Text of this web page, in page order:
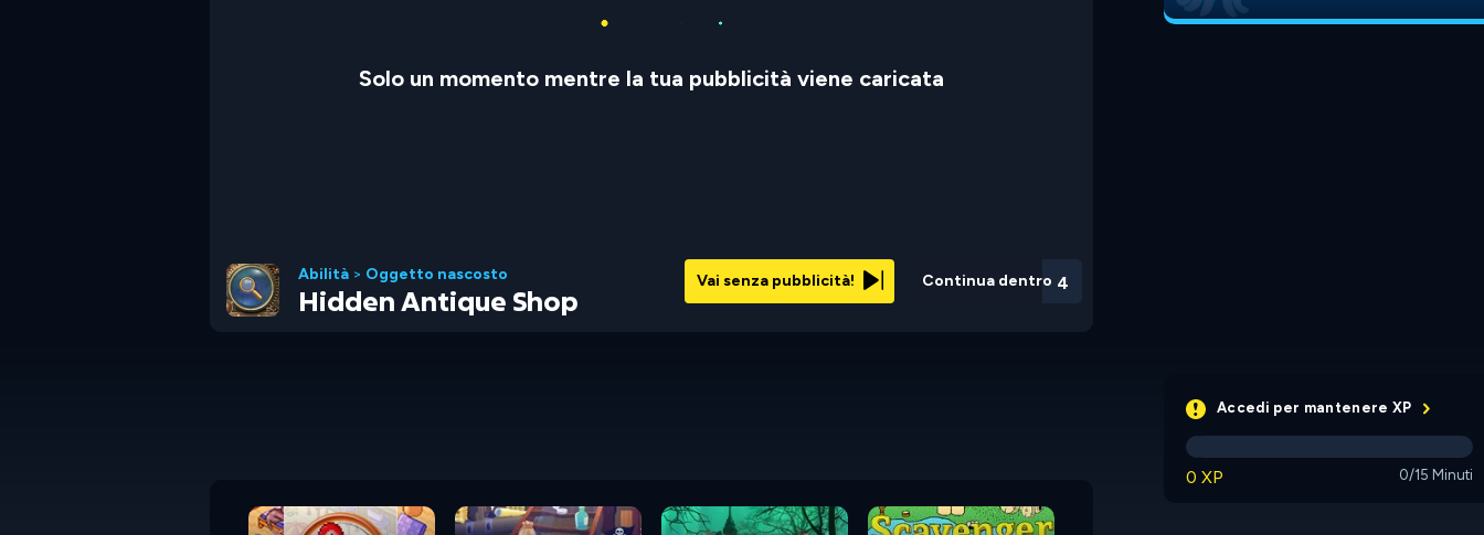
Solo un momento mentre la tua pubblicità viene caricata
Continua dentro 3
Vai senza pubblicità!
Abilità > Oggetto nascosto
Hidden Antique Shop
Accedi per mantenere XP
0 XP 0/15 Minuti